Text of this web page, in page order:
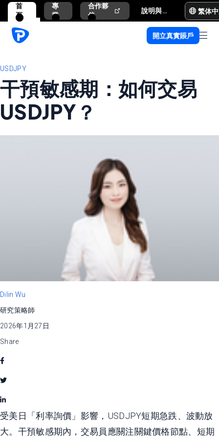
首
頁
專
業
合作夥
伴
說明與支援 繁体
開立真實賬戶
USDJPY
干預敏感期：如何交易
USDJPY？
Dilin Wu
研究策略師
2026年1月27日
Share
受美日「利率詢價」影響，USDJPY短期急跌、波動放
大。干預敏感期內，交易員應關注關鍵價格節點、短期